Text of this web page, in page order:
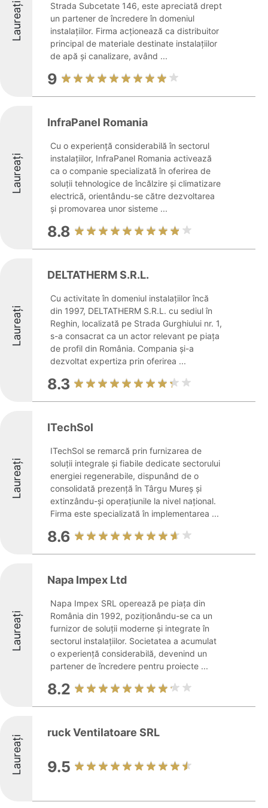
Laureați
Strada Subcetate 146, este apreciată drept
un partener de încredere în domeniul
instalațiilor. Firma acționează ca distribuitor
principal de materiale destinate instalațiilor
de apă și canalizare, având ...
9
Laureați
InfraPanel Romania
Cu o experiență considerabilă în sectorul
instalațiilor, InfraPanel Romania activează
ca o companie specializată în oferirea de
soluții tehnologice de încălzire și climatizare
electrică, orientându-se către dezvoltarea
și promovarea unor sisteme ...
8.8
Laureați
DELTATHERM S.R.L.
Cu activitate în domeniul instalațiilor încă
din 1997, DELTATHERM S.R.L. cu sediul în
Reghin, localizată pe Strada Gurghiului nr. 1,
s-a consacrat ca un actor relevant pe piața
de profil din România. Compania și-a
dezvoltat expertiza prin oferirea ...
8.3
Laureați
ITechSol
ITechSol se remarcă prin furnizarea de
soluții integrale și fiabile dedicate sectorului
energiei regenerabile, dispunând de o
consolidată prezență în Târgu Mureș și
extinzându-și operațiunile la nivel național.
Firma este specializată în implementarea ...
8.6
Laureați
Napa Impex Ltd
Napa Impex SRL operează pe piața din
România din 1992, poziționându-se ca un
furnizor de soluții moderne și integrate în
sectorul instalațiilor. Societatea a acumulat
o experiență considerabilă, devenind un
partener de încredere pentru proiecte ...
8.2
Laureați
ruck Ventilatoare SRL
9.5